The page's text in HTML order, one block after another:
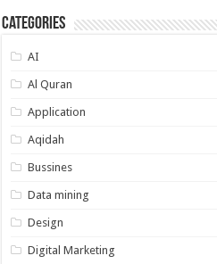
Categories
AI
Al Quran
Application
Aqidah
Bussines
Data mining
Design
Digital Marketing